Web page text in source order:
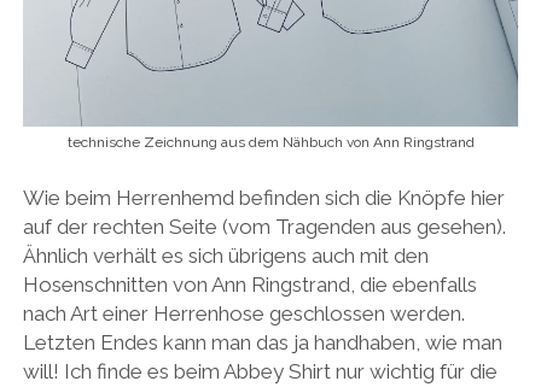
technische Zeichnung aus dem Nähbuch von Ann Ringstrand
Wie beim Herrenhemd befinden sich die Knöpfe hier
auf der rechten Seite (vom Tragenden aus gesehen).
Ähnlich verhält es sich übrigens auch mit den
Hosenschnitten von Ann Ringstrand, die ebenfalls
nach Art einer Herrenhose geschlossen werden.
Letzten Endes kann man das ja handhaben, wie man
will! Ich finde es beim Abbey Shirt nur wichtig für die